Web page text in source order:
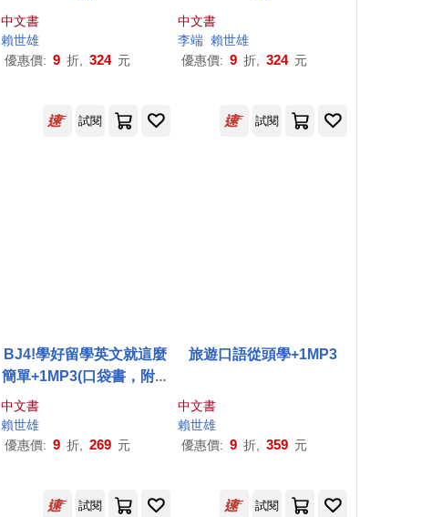
中文書
賴世雄
優惠價: 9 折, 324 元
中文書
李端 賴世雄
優惠價: 9 折, 324 元
試閱 試閱
BJ4!學好留學英文就這麼
簡單+1MP3(口袋書，附防
中文書
賴世雄
優惠價: 9 折, 269 元
旅遊口語從頭學+1MP3
中文書
賴世雄
優惠價: 9 折, 359 元
試閱 試閱